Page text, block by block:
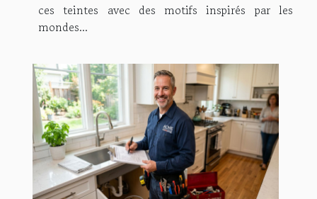
ces teintes avec des motifs inspirés par les
mondes...